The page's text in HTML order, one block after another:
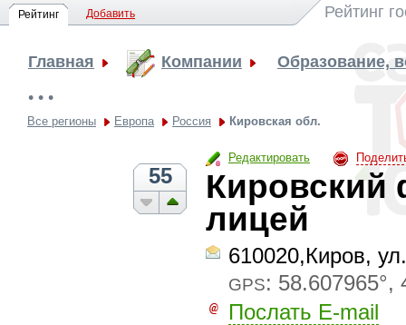
Рейтинг Добавить Рейтинг
Главная Компании Образование,
• • •
Все регионы Европа Россия Кировская обл.
Редактировать
55
Кировский
лицей
610020,Киров,
GPS: 58.607965°,
Послать E-mail